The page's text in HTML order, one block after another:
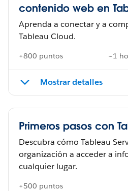
contenido web en
Aprenda a conectar y a
Tableau Cloud.
+800 puntos ~1
Mostrar detalles
Primeros pasos con
Descubra cómo Tableau
organización a acceder a
cualquier lugar.
+500 puntos